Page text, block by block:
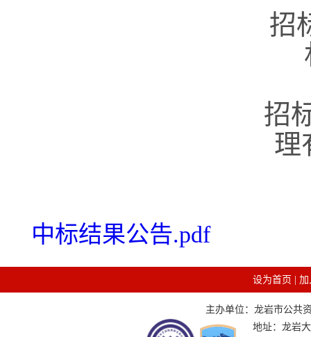
招
招
理
中标结果公告.pdf
设为首页 加
主办单位：龙岩市公共
地址：龙岩